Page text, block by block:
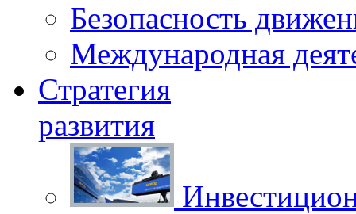
Безопасность
Международная
Стратегия
развития